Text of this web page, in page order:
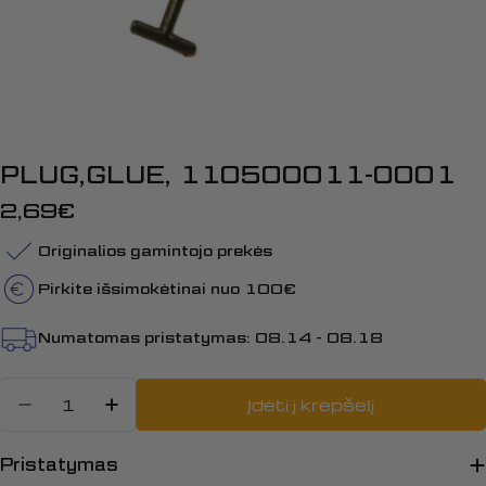
PLUG,GLUE, 110500011-0001
Įprasta
kaina
2,69€
Originalios gamintojo prekės
Pirkite išsimokėtinai nuo 100€
Numatomas pristatymas: 08.14 - 08.18
Sumažinti kiekį: PLUG,GLUE,
Padidinti PLUG,GLUE,
Įdėti į krepšelį
Pristatymas